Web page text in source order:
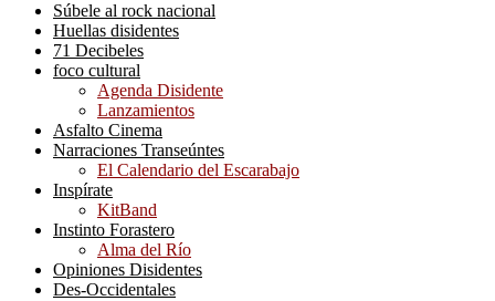
Súbele al rock nacional
Huellas disidentes
71 Decibeles
foco cultural
Agenda Disidente
Lanzamientos
Asfalto Cinema
Narraciones Transeúntes
El Calendario del Escarabajo
Inspírate
KitBand
Instinto Forastero
Alma del Río
Opiniones Disidentes
Des-Occidentales